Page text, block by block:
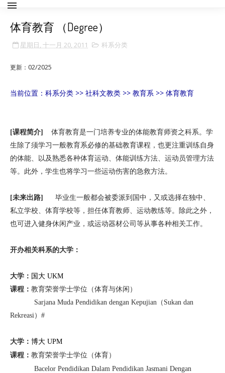
体育教育 （Degree）
星期日, 十一月 20, 2011 科系分类
更新： 02/2025
当前位置：科系分类 >> 社科文教类 >> 教育系 >> 体育教育
[课程简介]
体育教育是一门培养专业的体能教育师资之科系。学
生除了须学习一般教育系必修的基础教育课程，也更注重训练自身
的体能、以及熟悉各种体育运动、体能训练方法、运动员管理方法
等。此外，学生也将学习一些运动伤害的急救方法。
[未来出路]
毕业生一般都会被委派到国中，又或选择在独中、
私立学校、体育学校等，担任体育教师、运动教练等。除此之外，
也可进入健身休闲产业，或运动器材公司等从事各种相关工作。
开办相关科系的大学：
大学： 国大 UKM
课程： 教育荣誉学士学位（体育与休闲）
Sarjana Muda Pendidikan dengan Kepujian （ Sukan dan
Rekreasi） #
大学： 博大 UPM
课程： 教育荣誉学士学位（体育）
Bacelor Pendidikan Dalam Pendidikan Jasmani Dengan